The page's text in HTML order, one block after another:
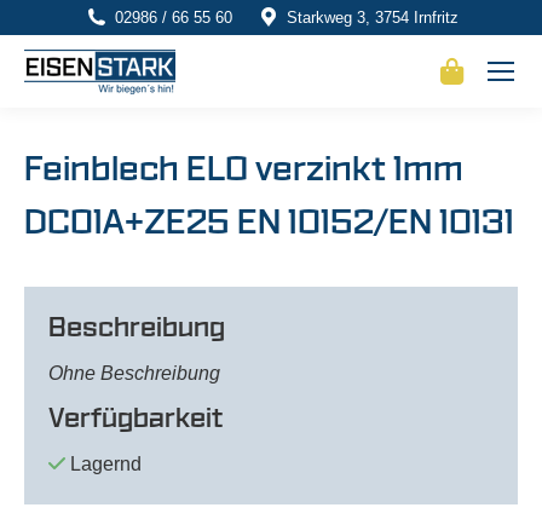
02986 / 66 55 60 Starkweg 3, 3754 Irnfritz
Feinblech ELO verzinkt 1mm
DC01A+ZE25 EN 10152/EN 10131
Beschreibung
Ohne Beschreibung
Verfügbarkeit
Lagernd